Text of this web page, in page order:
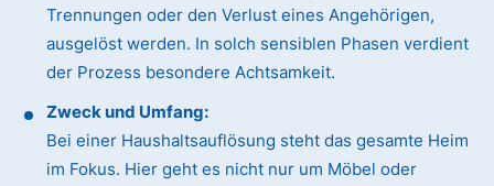
Trennungen oder den Verlust eines Angehörigen,
ausgelöst werden. In solch sensiblen Phasen verdient
der Prozess besondere Achtsamkeit.
Zweck und Umfang:
Bei einer Haushaltsauflösung steht das gesamte Heim
im Fokus. Hier geht es nicht nur um Möbel oder